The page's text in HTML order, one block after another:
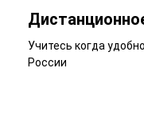
Учитесь когда
России